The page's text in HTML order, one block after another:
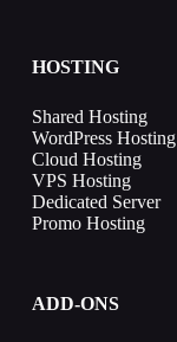
HOSTING
Shared Hosting
WordPress Hosting
Cloud Hosting
VPS Hosting
Dedicated Server
Promo Hosting
ADD-ONS